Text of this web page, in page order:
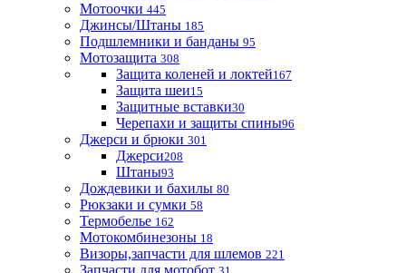
Мотоочки 445
Джинсы/Штаны 185
Подшлемники и банданы 95
Мотозащита 308
Защита коленей и локтей167
Защита шеи15
Защитные вставки30
Черепахи и защиты спины96
Джерси и брюки 301
Джерси208
Штаны93
Дождевики и бахилы 80
Рюкзаки и сумки 58
Термобелье 162
Мотокомбинезоны 18
Визоры,запчасти для шлемов 221
Запчасти для мотобот